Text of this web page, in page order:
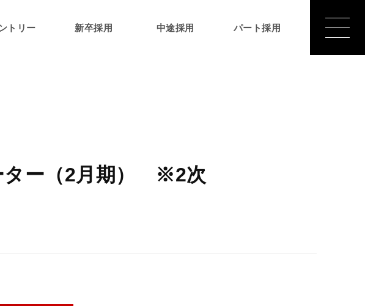
トリー 新卒採用 中途採用 パート採用
ター（2月期） ※2次